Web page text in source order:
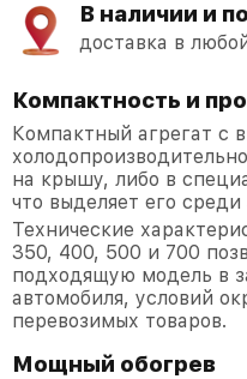
В наличии и
доставка в
Компактность и
Компактный агрегат с
на крышу, либо в
что выделяет его среди
Технические
350, 400, 500 и 700
подходящую модель в
автомобиля, условий
перевозимых товаров.
Мощный обогрев